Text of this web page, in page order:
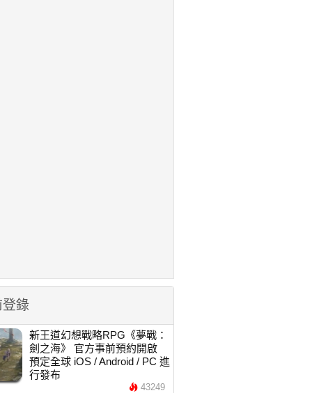
錄
新王道幻想戰略RPG《夢戰：
劍之海》 官方事前預約開啟
預定全球 iOS / Android / PC 進
行發布
43249